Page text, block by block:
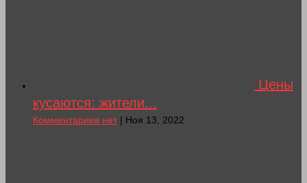
Цены
кусаются: жители...
Комментариев нет| Ноя 13, 2022